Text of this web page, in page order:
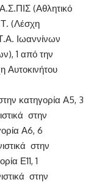
(Αθλητικό
(Λέσχη
Ιωαννίνων
1 από την
Αυτοκινήτου
κατηγορία Α5, 3
στην
Α6, 6
στην
Ε11, 1
στην